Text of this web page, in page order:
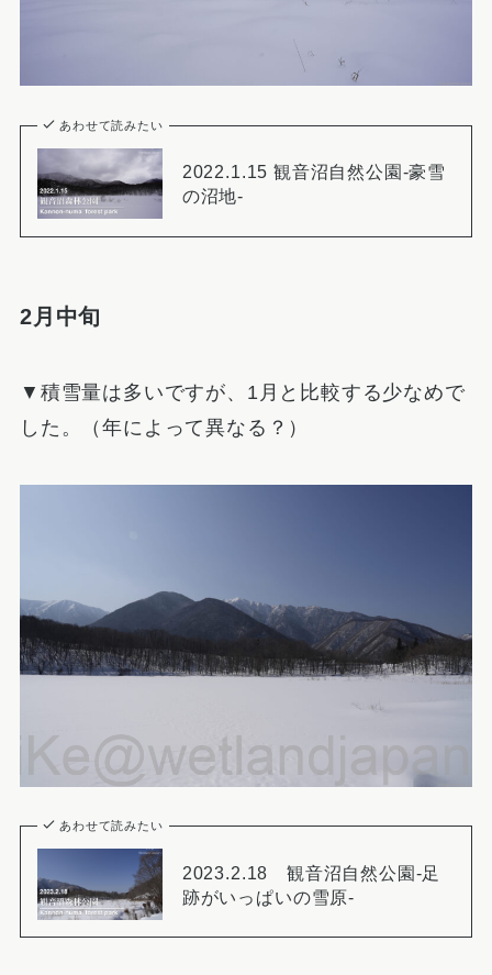
あわせて読みたい
2022.1.15 観音沼自然公園-豪雪
の沼地-
2月中旬
▼積雪量は多いですが、1月と比較する少なめで
した。（年によって異なる？）
あわせて読みたい
2023.2.18 観音沼自然公園-足
跡がいっぱいの雪原-